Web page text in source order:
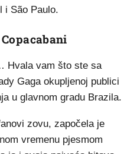
i São Paulo.
Hvala vam što ste sa
Gaga okupljenoj publici
u glavnom gradu Brazila.
zovu, započela je
vremenu pjesmom